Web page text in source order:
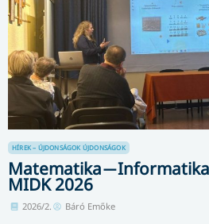
HÍREK – ÚJDONSÁGOK ÚJDONSÁGOK
Matematika
MIDK 2026
2026/2. Báró Emőke